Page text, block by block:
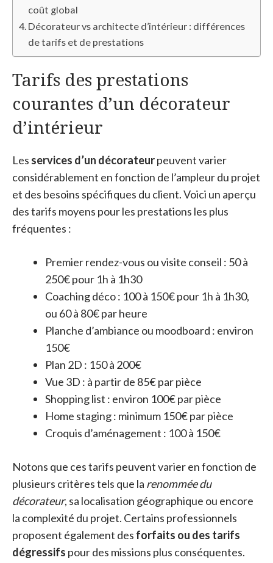
coût global
Décorateur vs architecte d’intérieur : différences
de tarifs et de prestations
Tarifs des prestations
courantes d’un décorateur
d’intérieur
Les services d’un décorateurpeuvent varier
considérablement en fonction de l’ampleur du projet
et des besoins spécifiques du client. Voici un aperçu
des tarifs moyens pour les prestations les plus
fréquentes :
Premier rendez-vous ou visite conseil : 50 à
250€ pour 1h à 1h30
Coaching déco : 100 à 150€ pour 1h à 1h30,
ou 60 à 80€ par heure
Planche d’ambiance ou moodboard : environ
150€
Plan 2D : 150 à 200€
Vue 3D : à partir de 85€ par pièce
Shopping list : environ 100€ par pièce
Home staging : minimum 150€ par pièce
Croquis d’aménagement : 100 à 150€
Notons que ces tarifs peuvent varier en fonction de
plusieurs critères tels que la renommée du
décorateur, sa localisation géographique ou encore
la complexité du projet. Certains professionnels
proposent également des forfaits ou des tarifs
dégressifs pour des missions plus conséquentes.